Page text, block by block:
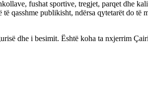
fushat sportive, tregjet, parqet dhe
qasshme publikisht, ndërsa qytetarët do të
dhe i besimit. Është koha ta nxjerrim